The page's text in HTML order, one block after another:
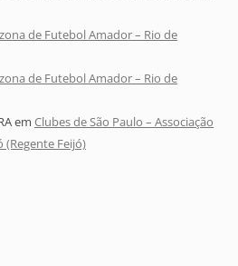
de Futebol Amador – Rio de
de Futebol Amador – Rio de
em Clubes de São Paulo – Associação
(Regente Feijó)